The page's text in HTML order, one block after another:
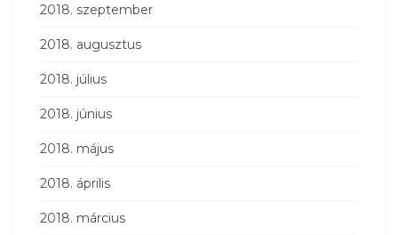
2018. szeptember
2018. augusztus
2018. július
2018. június
2018. május
2018. április
2018. március